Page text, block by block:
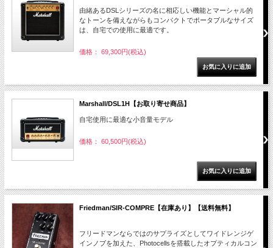
由緒あるDSLシリーズの名に相応しい機能とマーシャル的
なトーンを備えながらもコンパクトでポータブルなサイズ
は、自宅での使用に最適です。
価格： 69,300円(税込)
Marshall/DSL1H【お取り寄せ商品】
自宅使用に最適な小音量モデル
価格： 60,500円(税込)
Friedman/SIR-COMPRE【在庫あり】【送料無料】
フリードマンならではのサプライズとしてワイドレンジゲ
インノブを加えた、Photocellsを搭載したオプティカルコン